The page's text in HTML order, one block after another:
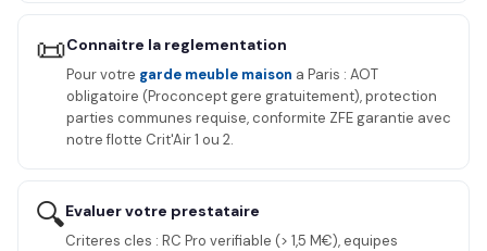
📜Connaitre la reglementation
Pour votre garde meuble maison a Paris : AOT
obligatoire (Proconcept gere gratuitement), protection
parties communes requise, conformite ZFE garantie avec
notre flotte Crit'Air 1 ou 2.
🔍Evaluer votre prestataire
Criteres cles : RC Pro verifiable (> 1,5 M€), equipes